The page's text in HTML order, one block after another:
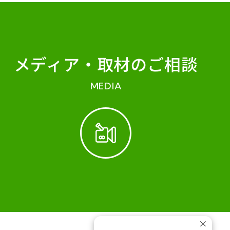
メディア・ 取材のご相談
MEDIA
×